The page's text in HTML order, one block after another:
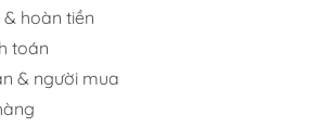
hoàn tiền
toán
& người mua